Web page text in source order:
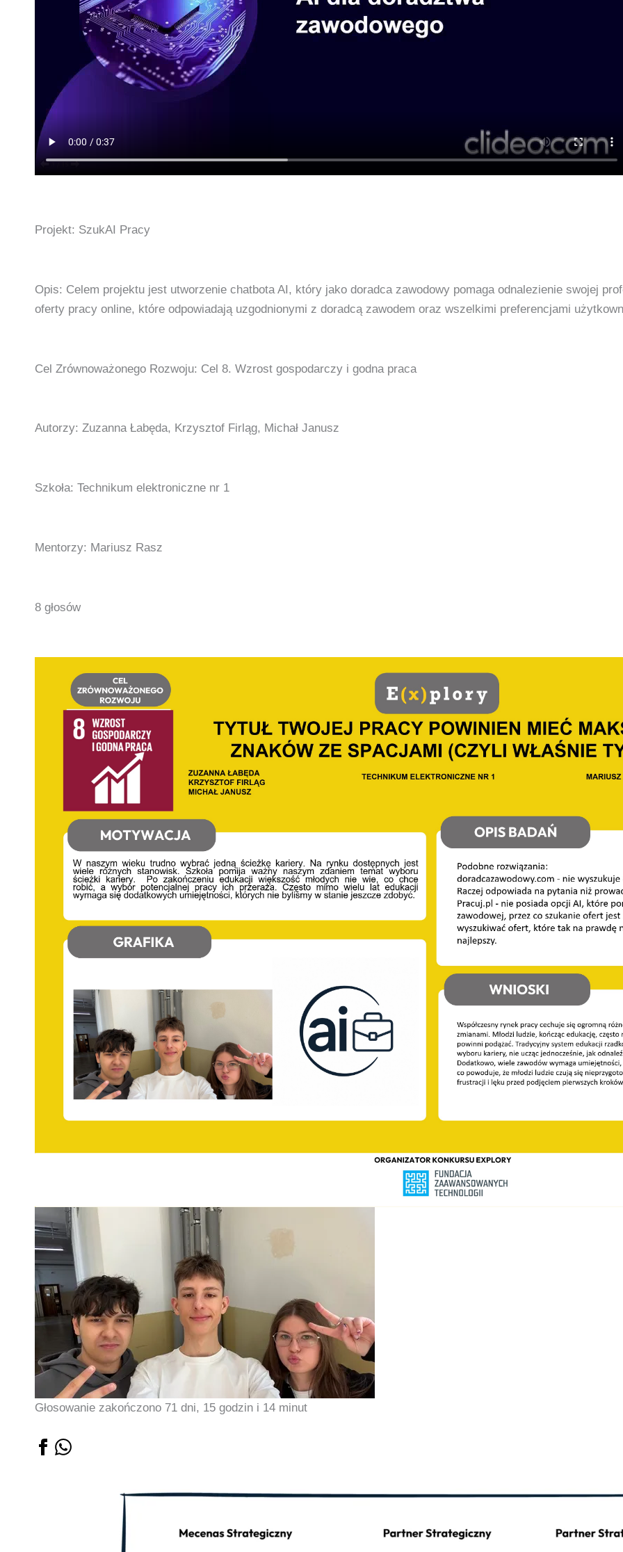
Projekt: SzukAI Pracy
Opis: Celem projektu jest utworzenie chatbota AI, który jako doradca zawodowy pomaga odnalezienie swojej
oferty pracy online, które odpowiadają uzgodnionymi z doradcą zawodem oraz wszelkimi preferencjami
Cel Zrównoważonego Rozwoju: Cel 8. Wzrost gospodarczy i godna praca
Autorzy: Zuzanna Łabęda, Krzysztof Firląg, Michał Janusz
Szkoła: Technikum elektroniczne nr 1
Mentorzy: Mariusz Rasz
8 głosów
Głosowanie zakończono 71 dni, 15 godzin i 14 minut